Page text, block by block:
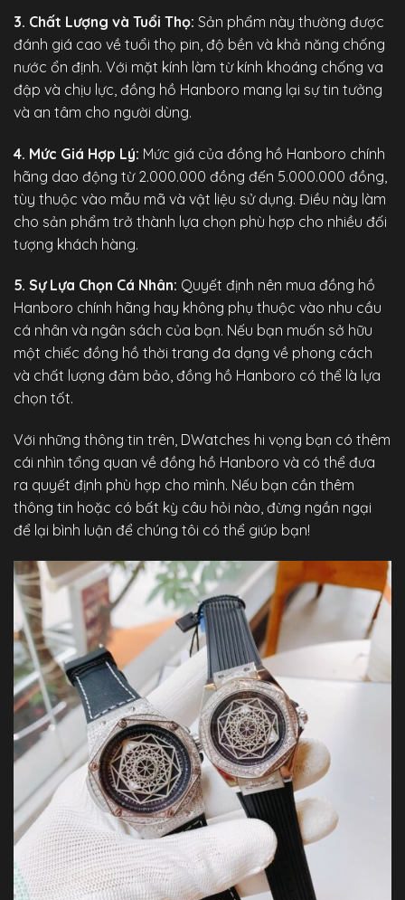
3. Chất Lượng và Tuổi Thọ: Sản phẩm này thường được
đánh giá cao về tuổi thọ pin, độ bền và khả năng chống
nước ổn định. Với mặt kính làm từ kính khoáng chống va
đập và chịu lực, đồng hồ Hanboro mang lại sự tin tưởng
và an tâm cho người dùng.
4. Mức Giá Hợp Lý: Mức giá của đồng hồ Hanboro chính
hãng dao động từ 2.000.000 đồng đến 5.000.000 đồng,
tùy thuộc vào mẫu mã và vật liệu sử dụng. Điều này làm
cho sản phẩm trở thành lựa chọn phù hợp cho nhiều đối
tượng khách hàng.
5. Sự Lựa Chọn Cá Nhân: Quyết định nên mua đồng hồ
Hanboro chính hãng hay không phụ thuộc vào nhu cầu
cá nhân và ngân sách của bạn. Nếu bạn muốn sở hữu
một chiếc đồng hồ thời trang đa dạng về phong cách
và chất lượng đảm bảo, đồng hồ Hanboro có thể là lựa
chọn tốt.
Với những thông tin trên, DWatches hi vọng bạn có thêm
cái nhìn tổng quan về đồng hồ Hanboro và có thể đưa
ra quyết định phù hợp cho mình. Nếu bạn cần thêm
thông tin hoặc có bất kỳ câu hỏi nào, đừng ngần ngại
để lại bình luận để chúng tôi có thể giúp bạn!